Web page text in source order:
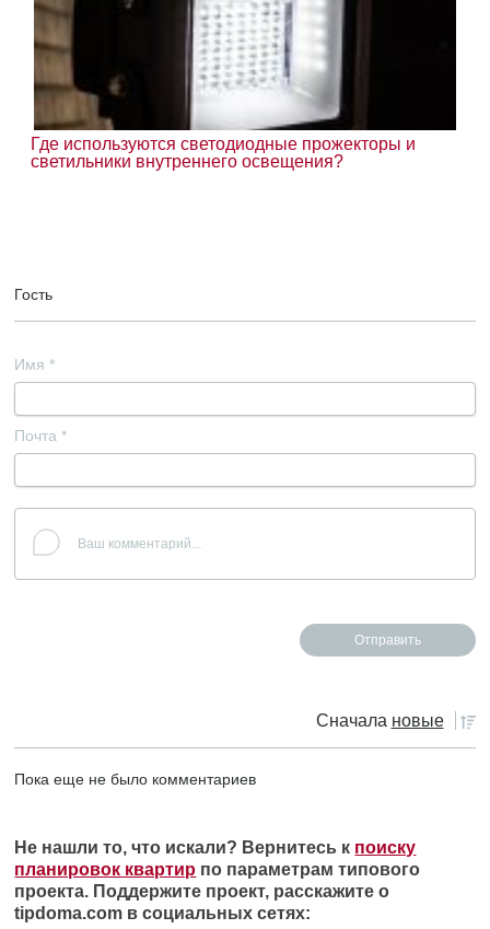
Где используются светодиодные прожекторы и
светильники внутреннего освещения?
Гость
Имя *
Почта *
Сначала новые
Пока еще не было комментариев
Не нашли то, что искали? Вернитесь к поиску
планировок квартир по параметрам типового
проекта. Поддержите проект, расскажите о
tipdoma.com в социальных сетях: